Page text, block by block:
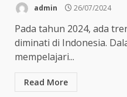
admin 26/07/2024
Pada tahun 2024, ada
diminati di Indonesia.
mempelajari...
Read More